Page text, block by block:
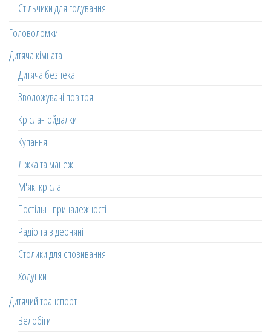
Стільчики для годування
Головоломки
Дитяча кімната
Дитяча безпека
Зволожувачі повітря
Крісла-гойдалки
Купання
Ліжка та манежі
М'які крісла
Постільні приналежності
Радіо та відеоняні
Столики для сповивання
Ходунки
Дитячий транспорт
Велобіги